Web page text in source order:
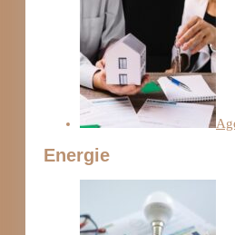
Energie